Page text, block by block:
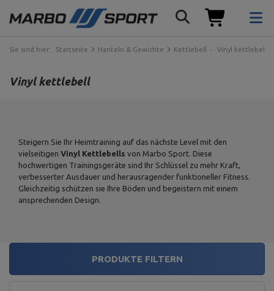
Sie sind hier: Startseite Hanteln & Gewichte Kettlebell Vinyl kettlebell
Vinyl kettlebell
Steigern Sie Ihr Heimtraining auf das nächste Level mit den
vielseitigen Vinyl Kettlebells von Marbo Sport. Diese
hochwertigen Trainingsgeräte sind Ihr Schlüssel zu mehr Kraft,
verbesserter Ausdauer und herausragender funktioneller Fitness.
Gleichzeitig schützen sie Ihre Böden und begeistern mit einem
ansprechenden Design.
PRODUKTE FILTERN